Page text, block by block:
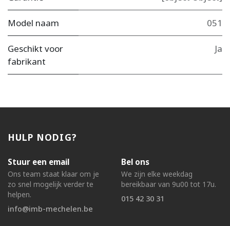
Model naam 051
Geschikt voor
fabrikant
Ja
HULP NODIG?
Stuur een email
Ons team staat klaar om je
zo snel mogelijk verder te
helpen.
info@imb-mechelen.be
Bel ons
We zijn elke weekdag
bereikbaar van 9u00 tot 17u.
015 42 30 31